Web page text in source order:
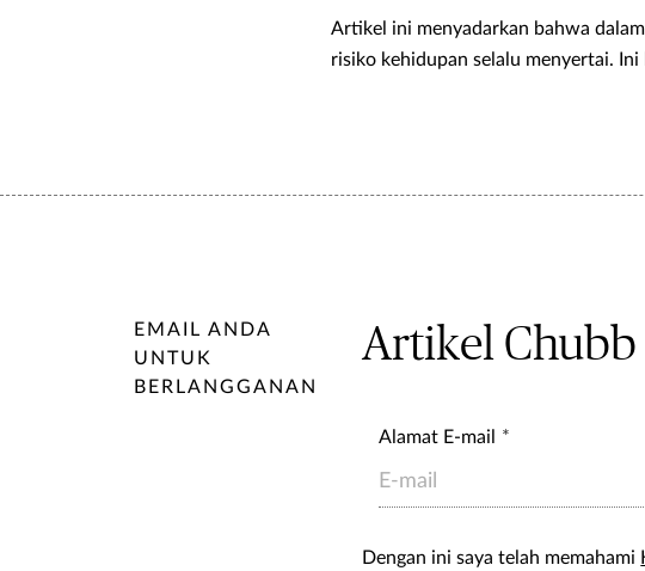
Artikel ini menyadarkan bahwa
risiko kehidupan selalu menyertai.
EMAIL ANDA
UNTUK
BERLANGGANAN
Artikel Chubb
Alamat E-mail
Dengan ini saya telah memahami